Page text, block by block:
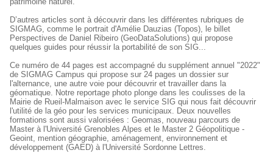
D’autres articles sont à découvrir dans les différentes rubriques de
SIGMAG, comme le portrait d'Amélie Dauzias (Topos), le billet
Perspectives de Daniel Ribeiro (GeoDataSolutions) qui propose
quelques guides pour réussir la portabilité de son SIG...
Ce numéro de 44 pages est accompagné du supplément annuel "2022"
de SIGMAG Campus qui propose sur 24 pages un dossier sur
l'alternance, une autre voie pour découvrir et travailler dans la
géomatique. Notre reportage photo plonge dans les coulisses de la
Mairie de Rueil-Malmaison avec le service SIG qui nous fait découvrir
l'utilité de la géo pour les services municipaux. Deux nouvelles
formations sont aussi valorisées : Geomas, nouveau parcours de
Master à l'Université Grenobles Alpes et le Master 2 Géopolitique -
Geoint, mention géographie, aménagement, environnement et
développement (GAED) à l'Université Sordonne Lettres.